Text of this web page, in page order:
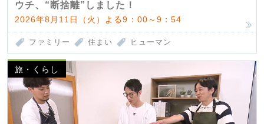
ウチ、“断捨離”しました！
2026年8月11日（火）よる9：00～9：54
ファミリー 住まい ヒューマン
旅・くらし